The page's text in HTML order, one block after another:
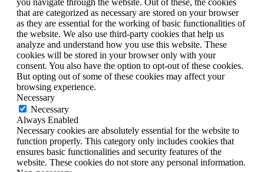
that are categorized as necessary are stored on your browser
as they are essential for the working of basic functionalities of
the website. We also use third-party cookies that help us
analyze and understand how you use this website. These
cookies will be stored in your browser only with your
consent. You also have the option to opt-out of these cookies.
But opting out of some of these cookies may affect your
browsing experience.
Necessary
Necessary
Always Enabled
Necessary cookies are absolutely essential for the website to
function properly. This category only includes cookies that
ensures basic functionalities and security features of the
website. These cookies do not store any personal information.